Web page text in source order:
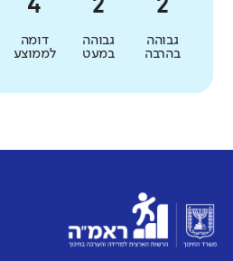
גבוהה
בהרבה
גבוהה
במעט
דומה
לממוצע